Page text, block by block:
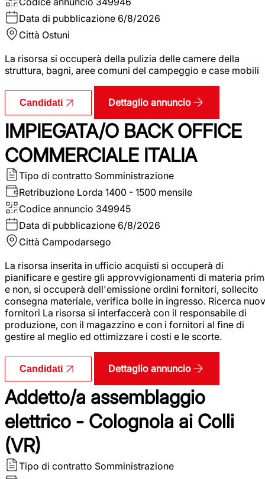
Data di pubblicazione 6/8/2026
Città Ostuni
La risorsa si occuperà della pulizia delle camere della
struttura, bagni, aree comuni del campeggio e case mobili
Candidati Dettaglio annuncio
IMPIEGATA/O BACK OFFICE
COMMERCIALE ITALIA
Tipo di contratto Somministrazione
Retribuzione Lorda 1400 - 1500 mensile
Codice annuncio 349945
Data di pubblicazione 6/8/2026
Città Campodarsego
La risorsa inserita in ufficio acquisti si occuperà di
pianificare e gestire gli approvvigionamenti di materia
e non, si occuperà dell'emissione ordini fornitori, sollecito
consegna materiale, verifica bolle in ingresso. Ricerca
fornitori La risorsa si interfaccerà con il responsabile di
produzione, con il magazzino e con i fornitori al fine di
gestire al meglio ed ottimizzare i costi e le scorte.
Candidati Dettaglio annuncio
Addetto/a assemblaggio
elettrico - Colognola ai Colli
(VR)
Tipo di contratto Somministrazione